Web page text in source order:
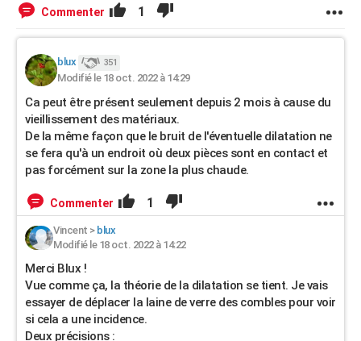
Commenter 1
blux 351
Modifié le 18 oct. 2022 à 14:29
Ca peut être présent seulement depuis 2 mois à cause du
vieillissement des matériaux.
De la même façon que le bruit de l'éventuelle dilatation ne
se fera qu'à un endroit où deux pièces sont en contact et
pas forcément sur la zone la plus chaude.
Commenter 1
Vincent > blux
Modifié le 18 oct. 2022 à 14:22
Merci Blux !
Vue comme ça, la théorie de la dilatation se tient. Je vais
essayer de déplacer la laine de verre des combles pour voir
si cela a une incidence.
Deux précisions :